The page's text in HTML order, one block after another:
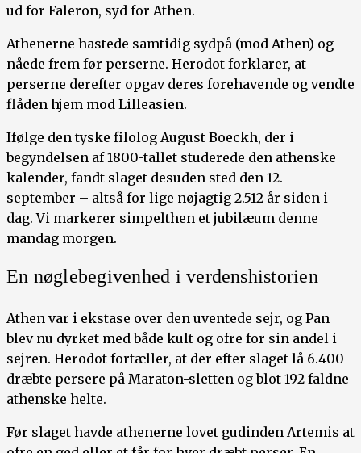
ud for Faleron, syd for Athen.
Athenerne hastede samtidig sydpå (mod Athen) og
nåede frem før perserne. Herodot forklarer, at
perserne derefter opgav deres forehavende og vendte
flåden hjem mod Lilleasien.
Ifølge den tyske filolog August Boeckh, der i
begyndelsen af 1800-tallet studerede den athenske
kalender, fandt slaget desuden sted den 12.
september – altså for lige nøjagtig 2.512 år siden i
dag. Vi markerer simpelthen et jubilæum denne
mandag morgen.
En nøglebegivenhed i verdenshistorien
Athen var i ekstase over den uventede sejr, og Pan
blev nu dyrket med både kult og ofre for sin andel i
sejren. Herodot fortæller, at der efter slaget lå 6.400
dræbte persere på Maraton-sletten og blot 192 faldne
athenske helte.
Før slaget havde athenerne lovet gudinden Artemis at